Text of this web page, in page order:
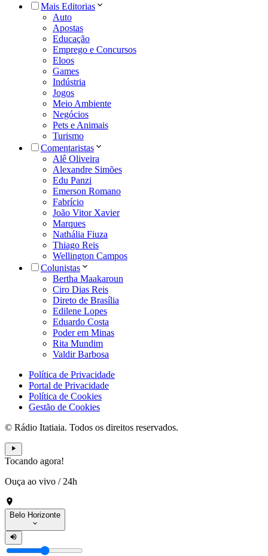
Mais Editorias
Auto
Apostas
Educação
Emprego e Concursos
Eloos
Games
Indústria
Jogos
Meio Ambiente
Negócios
Pets e Animais
Turismo
Comentaristas
Alê Oliveira
Alexandre Simões
Edu Panzi
Emerson Romano
Fabrício
João Vitor Xavier
Marques
Nathália Fiuza
Thiago Reis
Wellington Campos
Colunistas
Bertha Maakaroun
Ciro Dias Reis
Direto de Brasília
Edilene Lopes
Eduardo Costa
Poder em Minas
Rita Mundim
Valdir Barbosa
Política de Privacidade
Portal de Privacidade
Política de Cookies
Gestão de Cookies
© Rádio Itatiaia. Todos os direitos reservados.
Tocando agora!
Ouça ao vivo / 24h
Belo Horizonte